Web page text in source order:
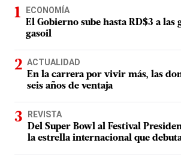
ECONOMÍA
El Gobierno sube hasta RD$3 a las
gasoil
ACTUALIDAD
En la carrera por vivir más, las
seis años de ventaja
REVISTA
Del Super Bowl al Festival
la estrella internacional que